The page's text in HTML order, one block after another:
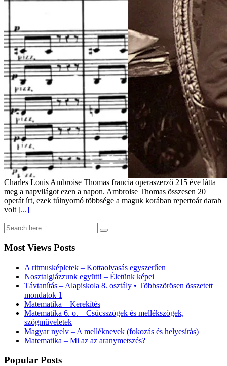
Charles Louis Ambroise Thomas francia operaszerző 215 éve látta
meg a napvilágot ezen a napon. Ambroise Thomas összesen 20
operát írt, ezek túlnyomó többsége a maguk korában repertoár darab
volt [...]
Most Views Posts
A ritmusképletek – Kottaolvasás egyszerűen
Nosztalgiázzunk együtt! – Életünk képei
Távtanítás – Alapiskola 8. osztály • Többszörösen összetett
mondatok 1
Matematika – Kerekítés
Matematika 6. o. – Csúcsszögek és mellékszögek,
szögműveletek
Magyar nyelv – A melléknevek (fokozás és helyesírás)
Matematika – Mi az az aranymetszés?
Popular Posts